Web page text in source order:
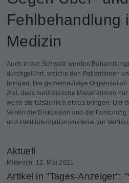
Fehlbehandlung
Medizin
Auch in der Schweiz werden
durchgeführt, welche den Patientinnen
bringen. Die gemeinnützige
Ziel, dass medizinische Massnahmen
wenn sie tatsächlich etwas bringen. Um
Verein die Diskussion und die
und stellt Informationsmaterial zur
Aktuell
Mittwoch, 12. Mai 2021
Artikel in "Tages-Anzeiger":